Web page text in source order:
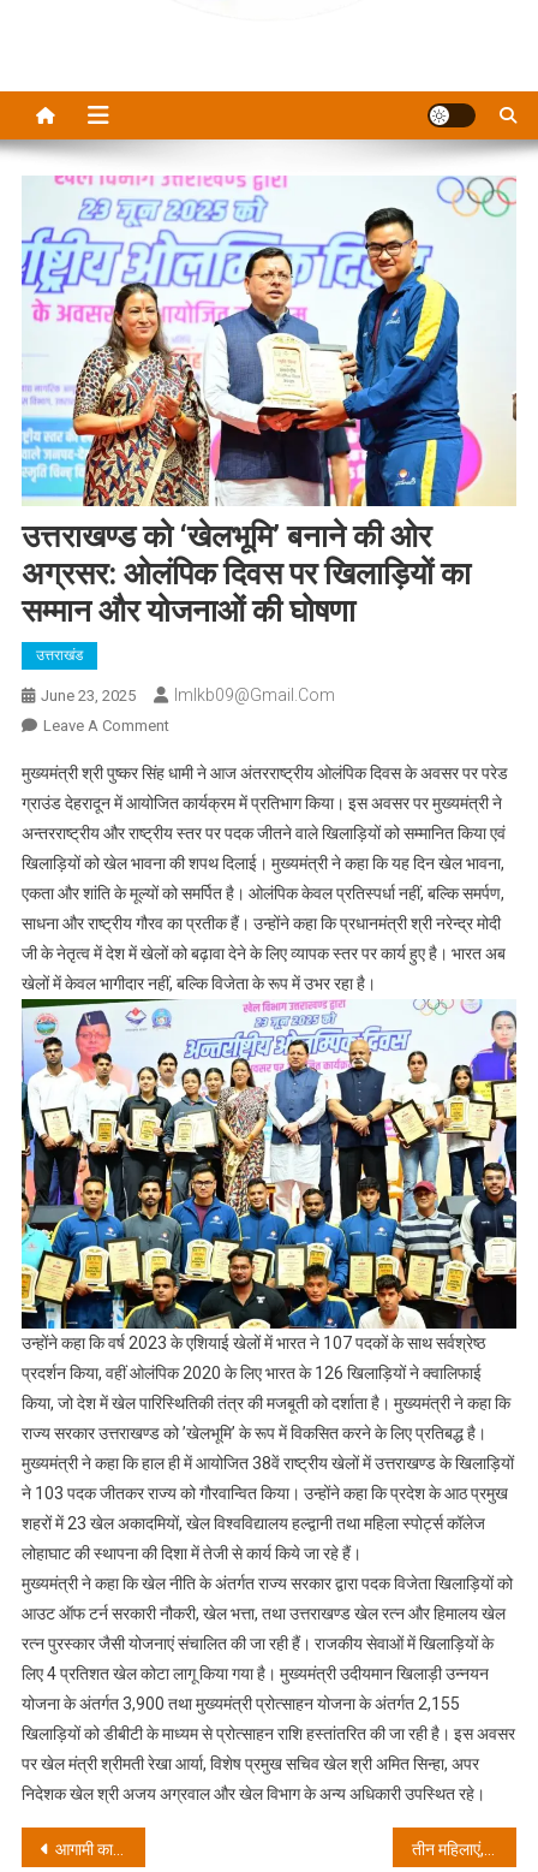
उत्तराखण्ड को ‘खेलभूमि’ बनाने की ओर
अग्रसर: ओलंपिक दिवस पर खिलाड़ियों का
सम्मान और योजनाओं की घोषणा
उत्तराखंड
June 23, 2025 Imlkb09@gmail.com
Leave A CommentOn
को
‘खेलभूमि’
बनाने
की
ओर
अग्रसर:
ओलंपिक
दिवस
पर
खिलाड़ियों
का
सम्मान
और
योजनाओं
की
घोषणा
मुख्यमंत्री श्री पुष्कर सिंह धामी ने आज अंतरराष्ट्रीय ओलंपिक दिवस के अवसर पर परेड
ग्राउंड देहरादून में आयोजित कार्यक्रम में प्रतिभाग किया। इस अवसर पर मुख्यमंत्री ने
अन्तरराष्ट्रीय और राष्ट्रीय स्तर पर पदक जीतने वाले खिलाड़ियों को सम्मानित किया एवं
खिलाड़ियों को खेल भावना की शपथ दिलाई। मुख्यमंत्री ने कहा कि यह दिन खेल भावना,
एकता और शांति के मूल्यों को समर्पित है। ओलंपिक केवल प्रतिस्पर्धा नहीं, बल्कि समर्पण,
साधना और राष्ट्रीय गौरव का प्रतीक हैं। उन्होंने कहा कि प्रधानमंत्री श्री नरेन्द्र मोदी
जी के नेतृत्व में देश में खेलों को बढ़ावा देने के लिए व्यापक स्तर पर कार्य हुए है। भारत अब
खेलों में केवल भागीदार नहीं, बल्कि विजेता के रूप में उभर रहा है।
उन्होंने कहा कि वर्ष 2023 के एशियाई खेलों में भारत ने 107 पदकों के साथ सर्वश्रेष्ठ
प्रदर्शन किया, वहीं ओलंपिक 2020 के लिए भारत के 126 खिलाड़ियों ने क्वालिफाई
किया, जो देश में खेल पारिस्थितिकी तंत्र की मजबूती को दर्शाता है। मुख्यमंत्री ने कहा कि
राज्य सरकार उत्तराखण्ड को ’खेलभूमि’ के रूप में विकसित करने के लिए प्रतिबद्ध है।
मुख्यमंत्री ने कहा कि हाल ही में आयोजित 38वें राष्ट्रीय खेलों में उत्तराखण्ड के खिलाड़ियों
ने 103 पदक जीतकर राज्य को गौरवान्वित किया। उन्होंने कहा कि प्रदेश के आठ प्रमुख
शहरों में 23 खेल अकादमियों, खेल विश्वविद्यालय हल्द्वानी तथा महिला स्पोर्ट्स कॉलेज
लोहाघाट की स्थापना की दिशा में तेजी से कार्य किये जा रहे हैं।
मुख्यमंत्री ने कहा कि खेल नीति के अंतर्गत राज्य सरकार द्वारा पदक विजेता खिलाड़ियों को
आउट ऑफ टर्न सरकारी नौकरी, खेल भत्ता, तथा उत्तराखण्ड खेल रत्न और हिमालय खेल
रत्न पुरस्कार जैसी योजनाएं संचालित की जा रही हैं। राजकीय सेवाओं में खिलाड़ियों के
लिए 4 प्रतिशत खेल कोटा लागू किया गया है। मुख्यमंत्री उदीयमान खिलाड़ी उन्नयन
योजना के अंतर्गत 3,900 तथा मुख्यमंत्री प्रोत्साहन योजना के अंतर्गत 2,155
खिलाड़ियों को डीबीटी के माध्यम से प्रोत्साहन राशि हस्तांतरित की जा रही है। इस अवसर
पर खेल मंत्री श्रीमती रेखा आर्या, विशेष प्रमुख सचिव खेल श्री अमित सिन्हा, अपर
निदेशक खेल श्री अजय अग्रवाल और खेल विभाग के अन्य अधिकारी उपस्थित रहे।
Post
आगामी कावड़ यात्रा की जानिए महत्वपूर्ण तिथियां कब से शुरू होंगे पंचक और डाक कावड़ यात्रा